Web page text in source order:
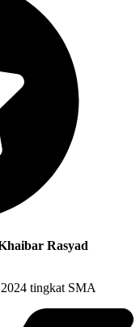
Rasyad
tingkat SMA